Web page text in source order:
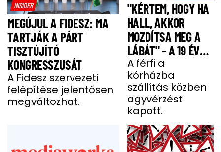
INSIDER
MEGÚJUL A FIDESZ: MA
TARTJÁK A PÁRT
TISZTÚJÍTÓ
KONGRESSZUSÁT
A Fidesz szervezeti
felépítése jelentősen
megváltozhat.
"KÉRTEM, HOGY HA
HALL, AKKOR
MOZDÍTSA MEG A
LÁBÁT" - A 19 ÉVES
BENCE HÓNAPOKIG
KÓMÁBAN FEKÜDT
A BALESETE UTÁN
A férfi a
kórházba
szállítás közben
agyvérzést
kapott.